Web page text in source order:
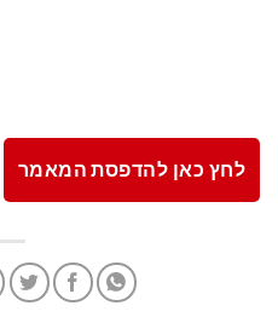
לחץ כאן להדפסת המאמר